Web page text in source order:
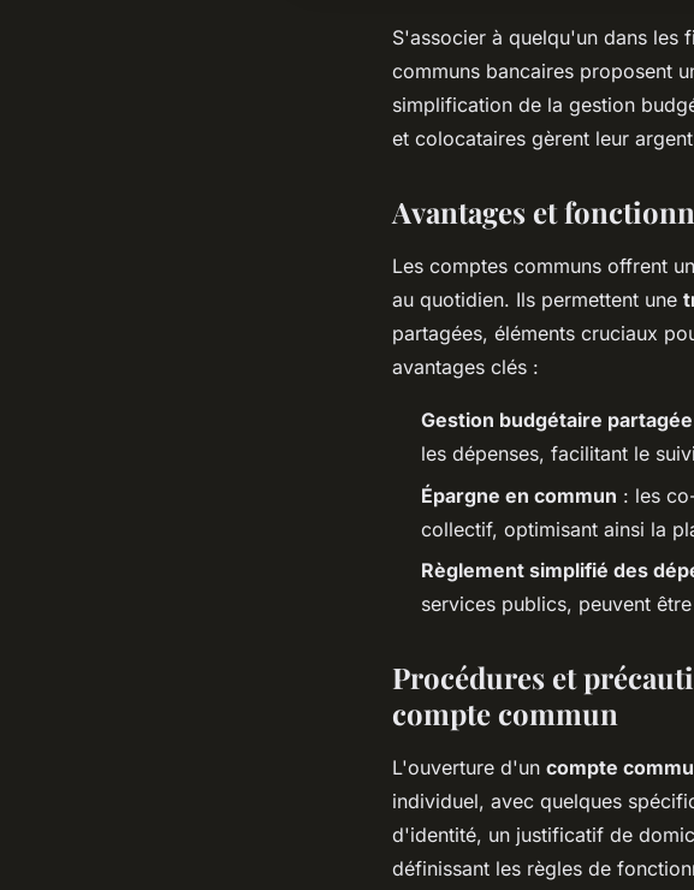
S'associer à quelqu'un dans les
communs bancaires proposent
simplification de la gestion
et colocataires gèrent leur
Avantages et
Les comptes communs offrent
au quotidien. Ils permettent une
partagées, éléments cruciaux
avantages clés :
Gestion budgétaire partagée
les dépenses, facilitant le
Épargne en commun : les
collectif, optimisant ainsi la
Règlement simplifié des
services publics, peuvent
Procédures et
compte commun
L'ouverture d'un compte
individuel, avec quelques
d'identité, un justificatif de
définissant les règles de